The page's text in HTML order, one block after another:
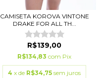
CAMISETA KOROVA VINTONE
DRAKE FOR ALL TH...
R$139,00
R$134,83 com Pix
4 x de R$34,75 sem juros